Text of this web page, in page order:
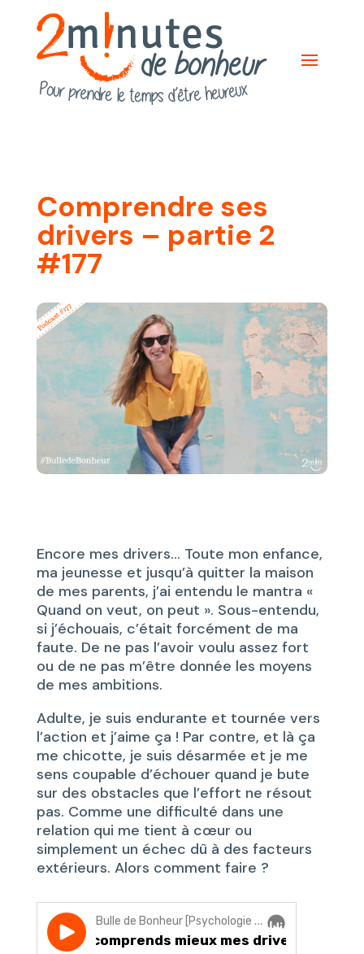
Comprendre ses
drivers – partie 2
#177
Encore mes drivers… Toute mon enfance,
ma jeunesse et jusqu’à quitter la maison
de mes parents, j’ai entendu le mantra «
Quand on veut, on peut ». Sous-entendu,
si j’échouais, c’était forcément de ma
faute. De ne pas l’avoir voulu assez fort
ou de ne pas m’être donnée les moyens
de mes ambitions.
Adulte, je suis endurante et tournée vers
l’action et j’aime ça ! Par contre, et là ça
me chicotte, je suis désarmée et je me
sens coupable d’échouer quand je bute
sur des obstacles que l’effort ne résout
pas. Comme une difficulté dans une
relation qui me tient à cœur ou
simplement un échec dû à des facteurs
extérieurs. Alors comment faire ?